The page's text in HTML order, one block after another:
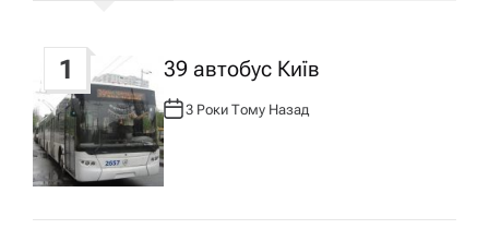
г
а
ц
і
1 39 автобус Київ
А
В
Т
О
Р
:
3 Роки Тому Назад